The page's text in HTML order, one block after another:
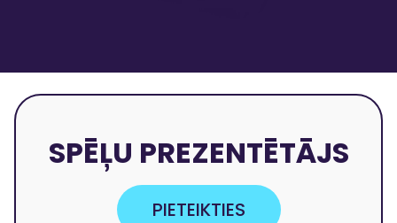
SPĒĻU PREZENTĒTĀJS
PIETEIKTIES